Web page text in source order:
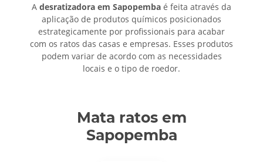
A desratizadora em Sapopemba é feita através da
aplicação de produtos químicos posicionados
estrategicamente por profissionais para acabar
com os ratos das casas e empresas. Esses produtos
podem variar de acordo com as necessidades
locais e o tipo de roedor.
Mata ratos em
Sapopemba